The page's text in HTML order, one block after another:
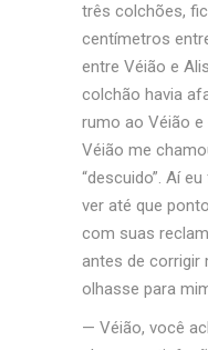
três colchões,
centímetros
entre Véião e
colchão havia
rumo ao Véião e
Véião me
“descuido”. Aí
ver até que
com suas
antes de corrigir
olhasse para
— Véião, você